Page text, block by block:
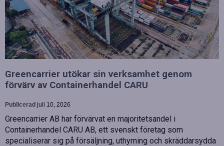
Greencarrier utökar sin verksamhet genom
förvärv av Containerhandel CARU
Publicerad juli 10, 2026
Greencarrier AB har förvärvat en majoritetsandel i
Containerhandel CARU AB, ett svenskt företag som
specialiserar sig på försäljning, uthyrning och skräddarsydda